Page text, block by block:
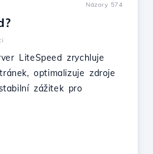
Názory 574
LiteSpeed zrychluje
optimalizuje zdroje
zážitek pro